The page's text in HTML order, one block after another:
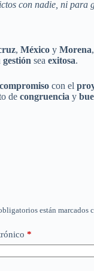
con nadie, ni para
, México y Morena
gestión sea exitosa.
compromiso con el
de congruencia y
están marcados
*